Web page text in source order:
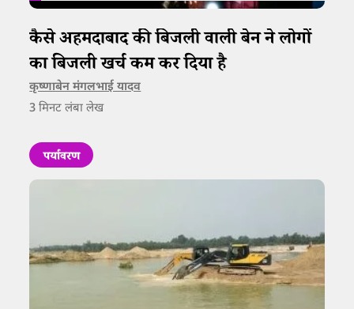
कैसे अहमदाबाद की बिजली वाली बेन ने लोगों
का बिजली खर्च कम कर दिया है
कृष्णाबेन मंगलभाई यादव
3 मिनट लंबा लेख
पर्यावरण